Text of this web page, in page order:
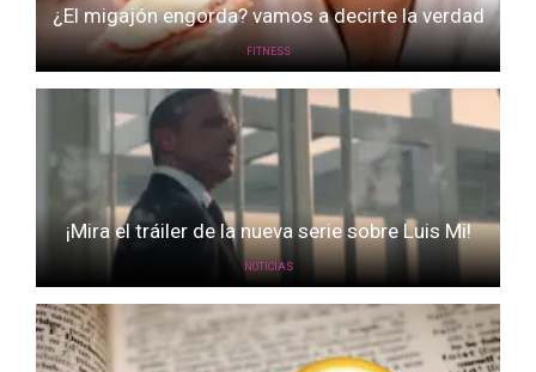
¿El migajón engorda? vamos a decirte la verdad
FITNESS
¡Mira el tráiler de la nueva serie sobre Luis Mi!
NOTICIAS